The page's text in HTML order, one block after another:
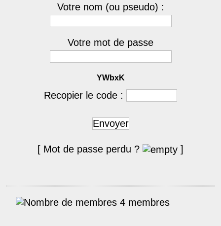
Votre nom (ou pseudo) :
Votre mot de passe
YWbxK
Recopier le code :
Envoyer
[ Mot de passe perdu ? ]
4 membres